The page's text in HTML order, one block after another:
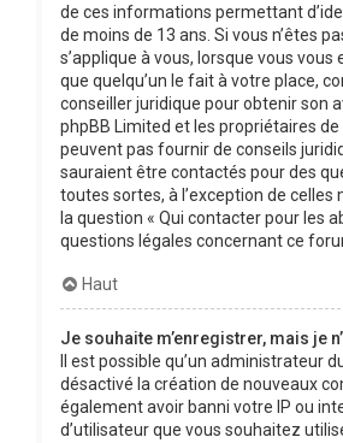
de ces informations permettant
de moins de 13 ans. Si vous n’êtes
s’applique à vous, lorsque vous vous
que quelqu’un le fait à votre place,
conseiller juridique pour obtenir son
phpBB Limited et les propriétaires
peuvent pas fournir de conseils
sauraient être contactés pour des
toutes sortes, à l’exception de celles
la question « Qui contacter pour les
questions légales concernant ce
Haut
Je souhaite m’enregistrer, mais je
Il est possible qu’un administrateur
désactivé la création de nouveaux
également avoir banni votre IP ou
d’utilisateur que vous souhaitez